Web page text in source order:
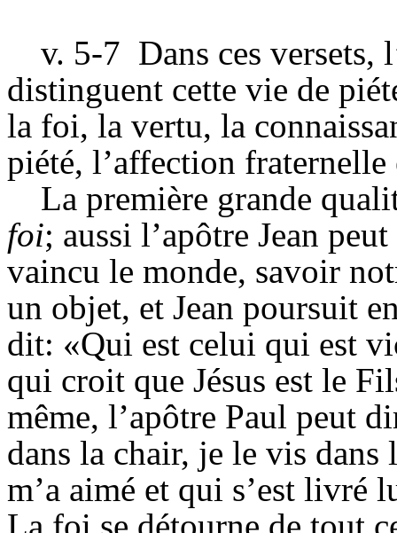
v. 5-7 Dans ces versets,
distinguent cette vie de
la foi, la vertu, la
piété, l’affection fraternelle
La première grande
foi; aussi l’apôtre Jean
vaincu le monde, savoir
un objet, et Jean poursuit
dit: «Qui est celui qui est
qui croit que Jésus est le
même, l’apôtre Paul peut
dans la chair, je le vis
m’a aimé et qui s’est